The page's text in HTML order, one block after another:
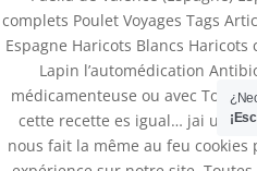
complets Poulet Voyages Tags
Espagne Haricots Blancs Haricots
Lapin l’automédication
médicamenteuse ou avec
cette recette es igual… jai un
nous fait la même au feu